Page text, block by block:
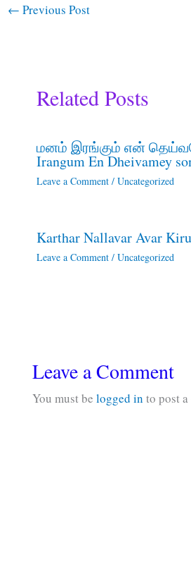
← Previous Post
Related Posts
மனம் இரங்கும் என்
Irangum En Dheivamey
Leave a Comment / Uncategorized
Karthar Nallavar Avar
Leave a Comment / Uncategorized
Leave a Comment
You must be logged in to post